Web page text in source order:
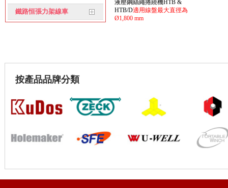
鐵路恒張力架線車
液壓鋼絲繩捲繞機HTB &
HTB/D適用線盤最大直徑為
Ø1,800 mm
按產品品牌分類